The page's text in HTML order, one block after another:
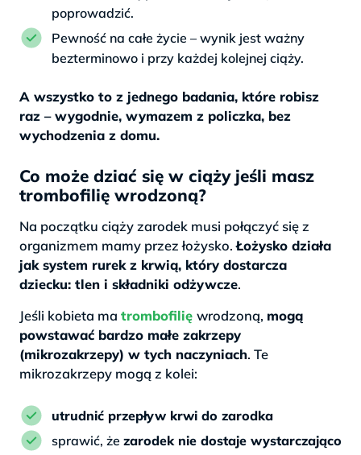
poprowadzić.
Pewność na całe życie – wynik jest ważny
bezterminowo i przy każdej kolejnej ciąży.
A wszystko to z jednego badania, które robisz
raz – wygodnie, wymazem z policzka, bez
wychodzenia z domu.
Co może dziać się w ciąży jeśli masz
trombofilię wrodzoną?
Na początku ciąży zarodek musi połączyć się z
organizmem mamy przez łożysko.Łożysko działa
jak system rurek z krwią, który dostarcza
dziecku: tlen i składniki odżywcze.
Jeśli kobieta ma trombofilię wrodzoną, mogą
powstawać bardzo małe zakrzepy
(mikrozakrzepy) w tych naczyniach. Te
mikrozakrzepy mogą z kolei:
utrudnić przepływ krwi do zarodka
sprawić, że zarodek nie dostaje wystarczająco